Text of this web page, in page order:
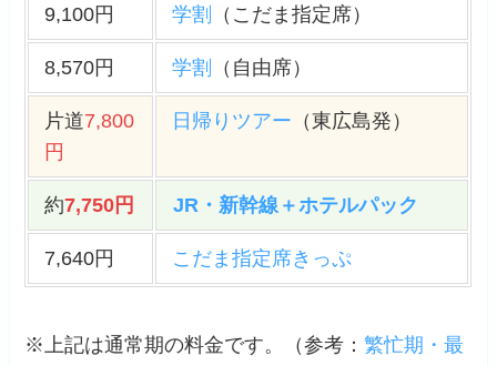
9,100円 学割 （こだま指定席）
8,570円 学割 （自由席）
片道7,800
円
日帰りツアー （東広島発）
約7,750円 JR・新幹線＋ホテルパック
7,640円 こだま指定席きっぷ
※上記は通常期の料金です。（参考 ：繁忙期・最